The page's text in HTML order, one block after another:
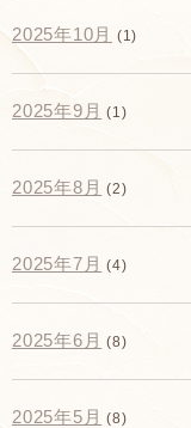
2025年10月 (1)
2025年9月 (1)
2025年8月 (2)
2025年7月 (4)
2025年6月 (8)
2025年5月 (8)